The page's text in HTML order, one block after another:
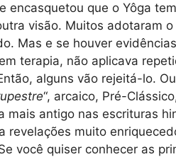
encasquetou que o Yôga
visão. Muitos adotaram
Mas e se houver
terapia, não aplicava
alguns vão rejeitá-lo.
“, arcaico, Pré-
mais antigo nas escrituras
revelações muito
você quiser conhecer as